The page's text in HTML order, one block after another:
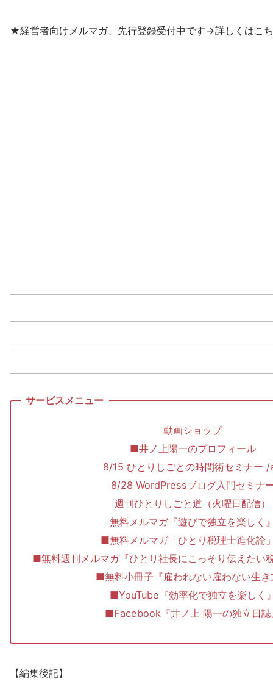
★経営者向けメルマガ、先行登録受付中です→詳しくはこ
動画ショップ
■井ノ上陽一のプロフィール
8/15 ひとりしごとの時間術セミナー /
8/28 WordPressブログ入門セミナ
週刊ひとりしごと道（火曜日配信）
無料メルマガ『遊びで独立を楽しく
■無料メルマガ「ひとり税理士進化
■無料週刊メルマガ『ひとり社長にこっそり伝えたい
■無料小冊子『雇われない雇わない生き
■YouTube『効率化で独立を楽しく
■Facebook『井ノ上 陽一の独立日誌
【編集後記】